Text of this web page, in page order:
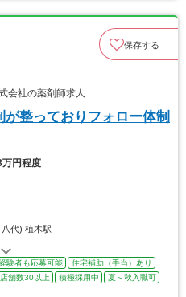
保存する
会社の薬剤師求人
が整っておりフォロー体制
万円程度
八代) 植木駅
験者も応募可能
住宅補助（手当）あり
店舗数30以上 積極採用中
夏～秋入職可